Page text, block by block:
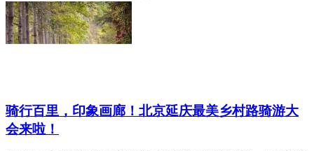
骑行百里，印象画廊！北京延庆最美乡村路骑游大
会来啦！